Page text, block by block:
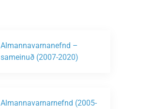
Almannavarnanefnd –
sameinuð (2007-2020)
Almannavarnarnefnd (2005-